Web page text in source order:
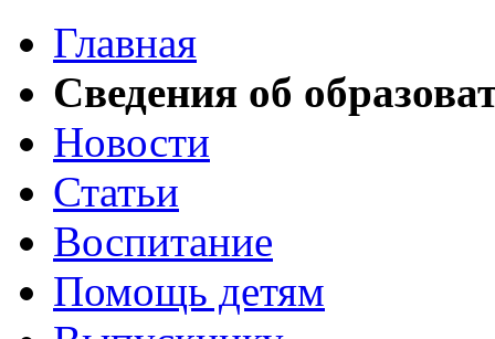
Главная
Сведения об
Новости
Статьи
Воспитание
Помощь детям